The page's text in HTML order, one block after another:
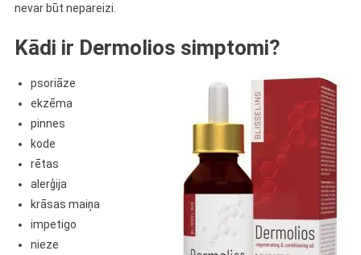
nevar būt nepareizi.
Kādi ir Dermolios simptomi?
psoriāze
ekzēma
pinnes
kode
rētas
alerģija
krāsas maiņa
impetigo
nieze